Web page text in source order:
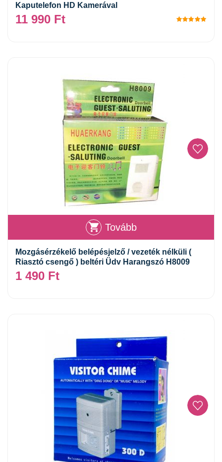
Kaputelefon HD Kamerával
11 990 Ft
Tovább
Mozgásérzékelő belépésjelző / vezeték nélküli (
Riasztó csengő ) beltéri Üdv Harangszó H8009
1 490 Ft